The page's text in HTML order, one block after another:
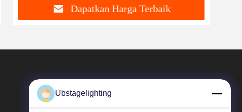
Dapatkan Harga Terbaik
Ubstagelighting